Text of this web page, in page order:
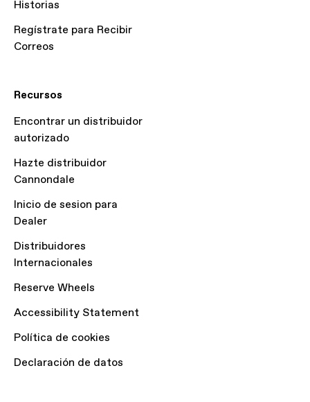
Historias
Regístrate para Recibir
Correos
Recursos
Encontrar un distribuidor
autorizado
Hazte distribuidor
Cannondale
Inicio de sesion para
Dealer
Distribuidores
Internacionales
Reserve Wheels
Accessibility Statement
Política de cookies
Declaración de datos